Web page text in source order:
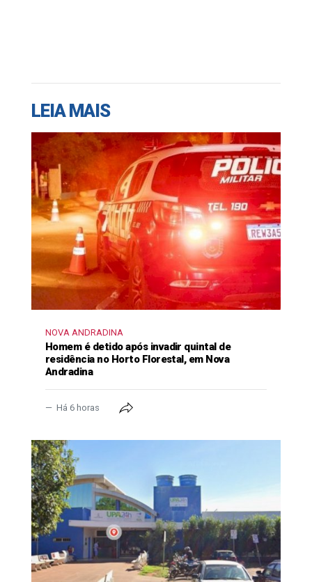
LEIA MAIS
NOVA ANDRADINA
Homem é detido após invadir quintal de
residência no Horto Florestal, em Nova
Andradina
Há 6 horas